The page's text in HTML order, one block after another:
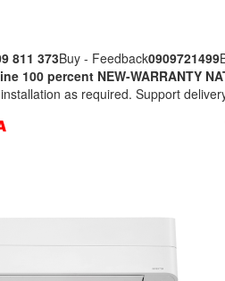
811 373Buy - Feedback0909721499
percent NEW-WARRANTY
as required. Support